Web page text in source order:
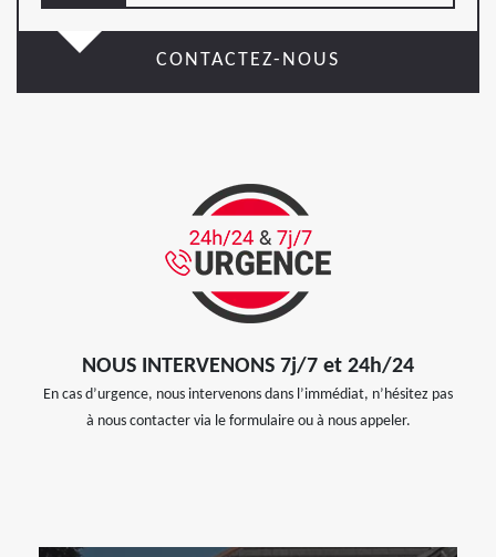
CONTACTEZ-NOUS
NOUS INTERVENONS 7j/7 et 24h/24
En cas d’urgence, nous intervenons dans l’immédiat, n’hésitez pas
à nous contacter via le formulaire ou à nous appeler.